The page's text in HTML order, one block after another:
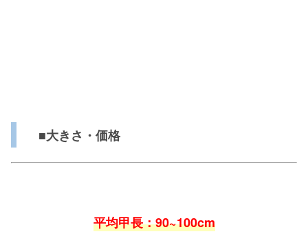
■大きさ・価格
平均甲長：90~100cm